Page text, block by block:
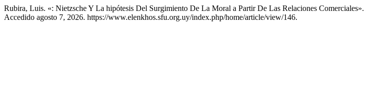
Rubira, Luis. «: Nietzsche Y La hipótesis Del Surgimiento De La Moral a Partir De Las Relaciones Comerciales».
Accedido agosto 7, 2026. https://www.elenkhos.sfu.org.uy/index.php/home/article/view/146.